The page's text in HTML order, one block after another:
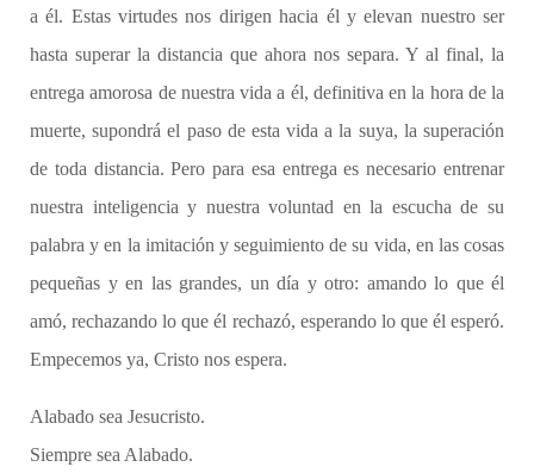
a él. Estas virtudes nos dirigen hacia él y elevan nuestro ser
hasta superar la distancia que ahora nos separa. Y al final, la
entrega amorosa de nuestra vida a él, definitiva en la hora de la
muerte, supondrá el paso de esta vida a la suya, la superación
de toda distancia. Pero para esa entrega es necesario entrenar
nuestra inteligencia y nuestra voluntad en la escucha de su
palabra y en la imitación y seguimiento de su vida, en las cosas
pequeñas y en las grandes, un día y otro: amando lo que él
amó, rechazando lo que él rechazó, esperando lo que él esperó.
Empecemos ya, Cristo nos espera.
Alabado sea Jesucristo.
Siempre sea Alabado.